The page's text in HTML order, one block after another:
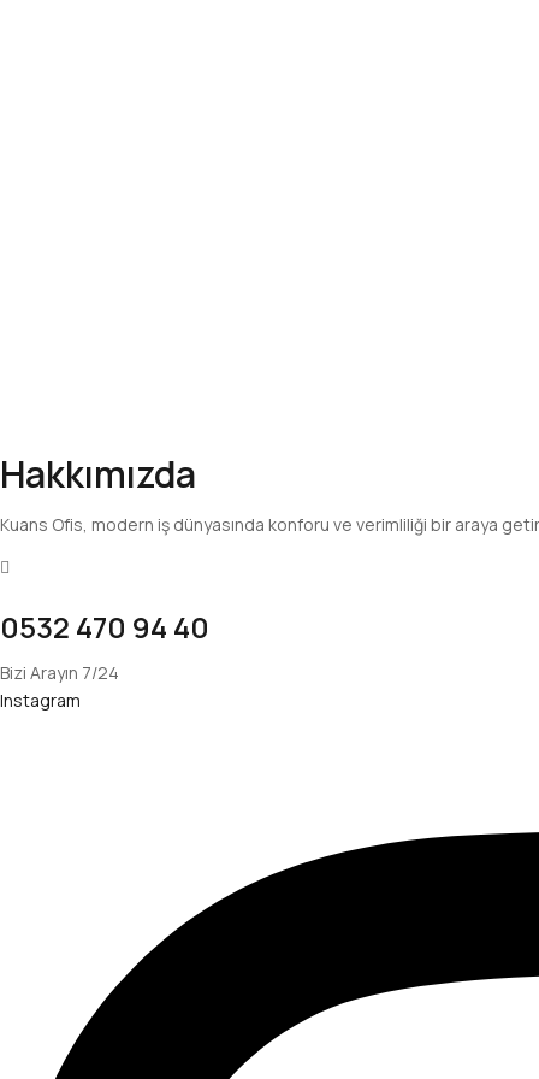
Hakkımızda
Kuans Ofis, modern iş dünyasında konforu ve verimliliği bir araya
0532 470 94 40
Bizi Arayın 7/24
Instagram